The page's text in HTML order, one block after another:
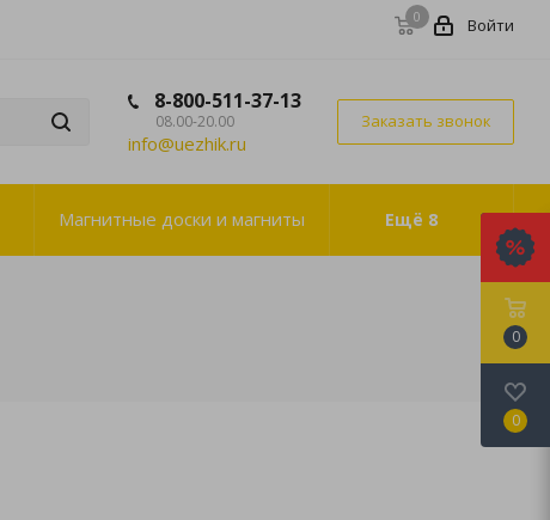
0 Войти
8-800-511-37-13
08.00-20.00
info@uezhik.ru
Заказать звонок
Магнитные доски и магниты Ещё 8
0
0